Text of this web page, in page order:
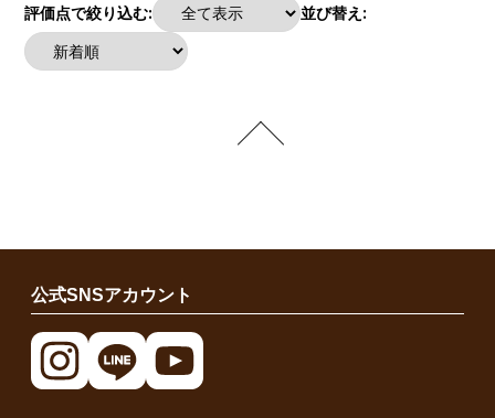
評価点で絞り込む: 並び替え:
公式SNSアカウント